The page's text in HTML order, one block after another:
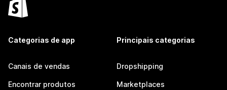
Categorias de app
Canais de vendas
Encontrar produtos
Principais categorias
Dropshipping
Marketplaces